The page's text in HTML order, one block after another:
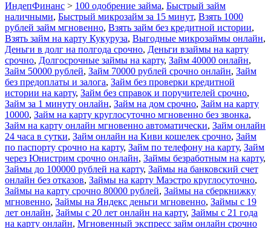
ИндепФинанс > 100 одобрение займа, Быстрый займ
наличными, Быстрый микрозайм за 15 минут, Взять 1000
рублей займ мгновенно, Взять займ без кредитной истории,
Взять займ на карту Кукуруза, Выгодные микрозаймы онлайн,
Деньги в долг на полгода срочно, Деньги взаймы на карту
срочно, Долгосрочные займы на карту, Займ 40000 онлайн,
Займ 50000 рублей, Займ 70000 рублей срочно онлайн, Займ
без предоплаты и залога, Займ без проверки кредитной
истории на карту, Займ без справок и поручителей срочно,
Займ за 1 минуту онлайн, Займ на дом срочно, Займ на карту
10000, Займ на карту круглосуточно мгновенно без звонка,
Займ на карту онлайн мгновенно автоматически, Займ онлайн
24 часа в сутки, Займ онлайн на Киви кошелек срочно, Займ
по паспорту срочно на карту, Займ по телефону на карту, Займ
через Юнистрим срочно онлайн, Займы безработным на карту,
Займы до 100000 рублей на карту, Займы на банковский счет
онлайн без отказов, Займы на карту Маэстро круглосуточно,
Займы на карту срочно 80000 рублей, Займы на сберкнижку
мгновенно, Займы на Яндекс деньги мгновенно, Займы с 19
лет онлайн, Займы с 20 лет онлайн на карту, Займы с 21 года
на карту онлайн, Мгновенный экспресс займ онлайн срочно